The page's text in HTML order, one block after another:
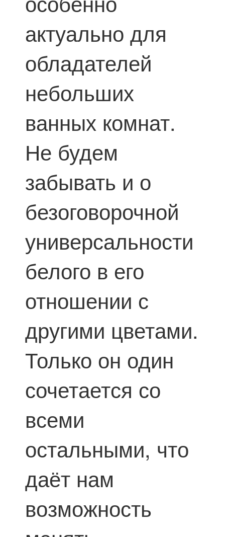
актуально для
обладателей
небольших
ванных комнат.
Не будем
забывать и о
безоговорочной
универсальности
белого в его
отношении с
другими цветами.
Только он один
сочетается со
всеми
остальными, что
даёт нам
возможность